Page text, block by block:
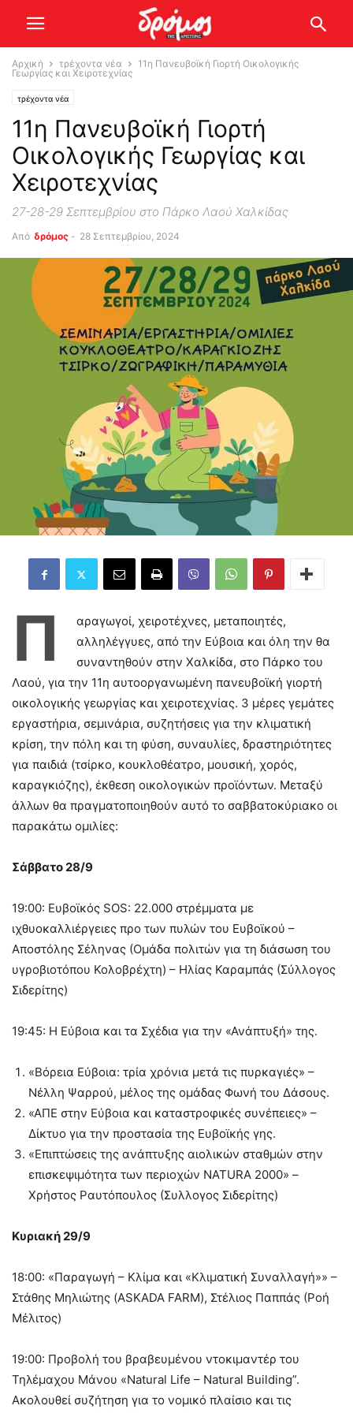
Αρχική τρέχοντα νέα
11η Πανευβοϊκή Γιορτή Οικολογικής
Γεωργίας και Χειροτεχνίας
τρέχοντα νέα
11η Πανευβοϊκή Γιορτή
Οικολογικής Γεωργίας και
Χειροτεχνίας
27-28-29 Σεπτεμβρίου στο Πάρκο Λαού Χαλκίδας
Από δρόμος - 28 Σεπτεμβρίου, 2024
Π
αραγωγοί, χειροτέχνες, μεταποιητές,
αλληλέγγυες, από την Εύβοια και όλη την θα
συναντηθούν στην Χαλκίδα, στο Πάρκο του
Λαού, για την 11η αυτοοργανωμένη πανευβοϊκή γιορτή
οικολογικής γεωργίας και χειροτεχνίας. 3 μέρες γεμάτες
εργαστήρια, σεμινάρια, συζητήσεις για την κλιματική
κρίση, την πόλη και τη φύση, συναυλίες, δραστηριότητες
για παιδιά (τσίρκο, κουκλοθέατρο, μουσική, χορός,
καραγκιόζης), έκθεση οικολογικών προϊόντων. Μεταξύ
άλλων θα πραγματοποιηθούν αυτό το σαββατοκύριακο οι
παρακάτω ομιλίες:
Σάββατο 28/9
19:00: Ευβοϊκός SOS: 22.000 στρέμματα με
ιχθυοκαλλιέργειες προ των πυλών του Ευβοϊκού –
Αποστόλης Σέληνας (Ομάδα πολιτών για τη διάσωση του
υγροβιοτόπου Κολοβρέχτη) – Ηλίας Καραμπάς (Σύλλογος
Σιδερίτης)
19:45: Η Εύβοια και τα Σχέδια για την «Ανάπτυξή» της.
«Βόρεια Εύβοια: τρία χρόνια μετά τις πυρκαγιές» –
Νέλλη Ψαρρού, μέλος της ομάδας Φωνή του Δάσους.
«ΑΠΕ στην Εύβοια και καταστροφικές συνέπειες» –
Δίκτυο για την προστασία της Ευβοϊκής γης.
«Επιπτώσεις της ανάπτυξης αιολικών σταθμών στην
επισκεψιμότητα των περιοχών NATURA 2000» –
Χρήστος Ραυτόπουλος (Συλλογος Σιδερίτης)
Κυριακή 29/9
18:00: «Παραγωγή – Κλίμα και «Κλιματική Συναλλαγή»» –
Στάθης Μηλιώτης (ASKADA FARM), Στέλιος Παππάς (Ροή
Μέλιτος)
19:00: Προβολή του βραβευμένου ντοκιμαντέρ του
Τηλέμαχου Μάνου «Natural Life – Natural Building”.
Ακολουθεί συζήτηση για το νομικό πλαίσιο και τις